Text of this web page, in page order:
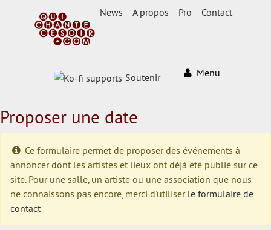
News A propos Pro Contact
Soutenir Menu
Proposer une date
Ce formulaire permet de proposer des événements à
annoncer dont les artistes et lieux ont déjà été publié sur ce
site. Pour une salle, un artiste ou une association que nous
ne connaissons pas encore, merci d'utiliser le formulaire de
contact